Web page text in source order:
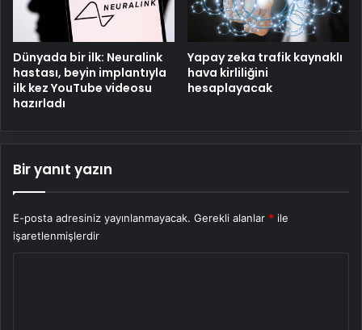
Dünyada bir ilk: Neuralink
hastası, beyin implantıyla
ilk kez YouTube videosu
hazırladı
Yapay zeka trafik kaynaklı
hava kirliliğini
hesaplayacak
Bir yanıt yazın
E-posta adresiniz yayınlanmayacak. Gerekli alanlar * ile
işaretlenmişlerdir